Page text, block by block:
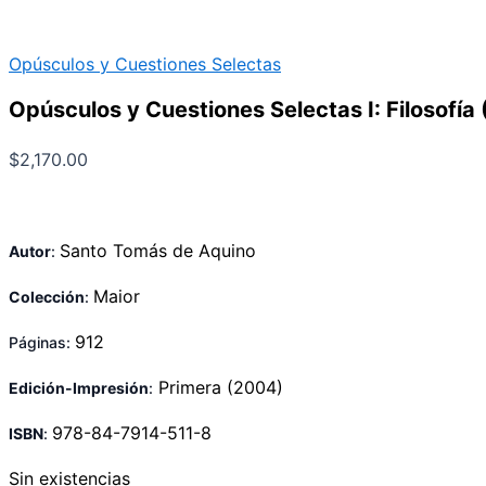
Opúsculos y Cuestiones Selectas
Opúsculos y Cuestiones Selectas I: Filosofía
$2,170.00
Autor: Santo Tomás de Aquino
Colección: Maior
Páginas: 912
Edición-Impresión: Primera (2004)
ISBN: 978-84-7914-511-8
Sin existencias